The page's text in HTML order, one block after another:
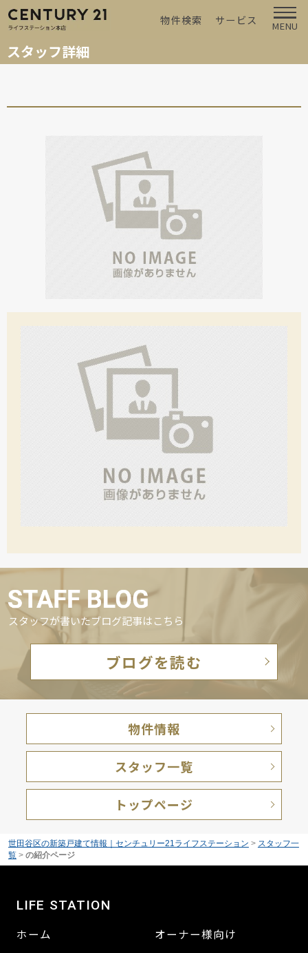
物件検索 サービス MENU
スタッフ詳細
スタッフが書いたブログ記事はこちら
ブログを読む
物件情報
スタッフ一覧
トップページ
世田谷区の新築戸建て情報｜センチュリー21ライフステーション > スタッフ一
覧> の紹介ページ
LIFE STATION
ホーム
オーナー様向け